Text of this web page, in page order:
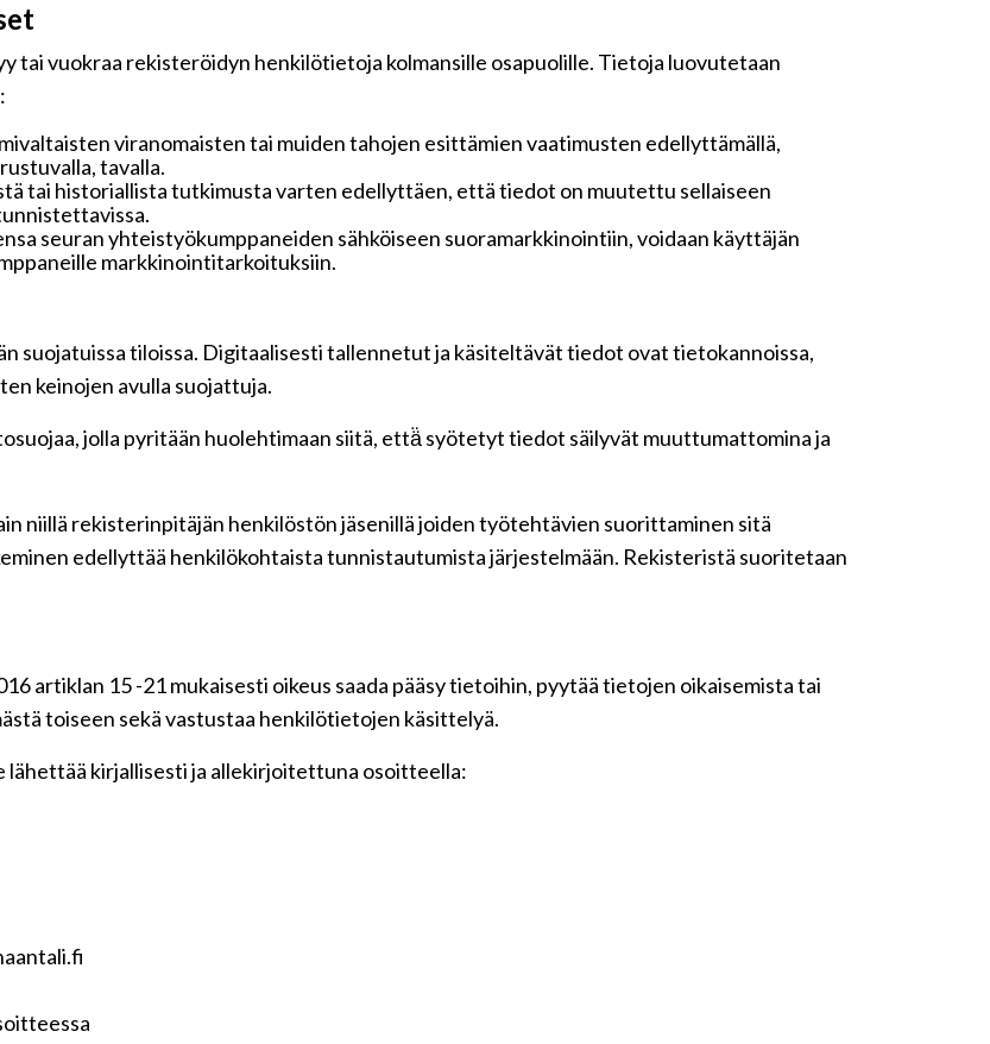
tai vuokraa rekisteröidyn henkilötietoja kolmansille osapuolille. Tietoja luovutetaan
viranomaisten tai muiden tahojen esittämien vaatimusten edellyttämällä,
tavalla.
tai historiallista tutkimusta varten edellyttäen, että tiedot on muutettu sellaiseen
seuran yhteistyökumppaneiden sähköiseen suoramarkkinointiin, voidaan käyttäjän
markkinointitarkoituksiin.
suojatuissa tiloissa. Digitaalisesti tallennetut ja käsiteltävät tiedot ovat tietokannoissa,
keinojen avulla suojattuja.
jolla pyritään huolehtimaan siitä, että̈ syötetyt tiedot säilyvät muuttumattomina ja
niillä rekisterinpitäjän henkilöstön jäsenillä joiden työtehtävien suorittaminen sitä
edellyttää henkilökohtaista tunnistautumista järjestelmään. Rekisteristä suoritetaan
artiklan 15 -21 mukaisesti oikeus saada pääsy tietoihin, pyytää tietojen oikaisemista tai
toiseen sekä vastustaa henkilötietojen käsittelyä.
kirjallisesti ja allekirjoitettuna osoitteella: